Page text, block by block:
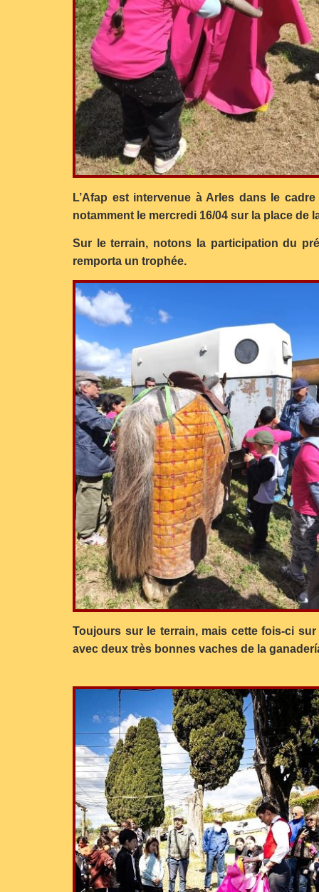
L’Afap est intervenue à Arles dans le
notamment le mercredi 16/04 sur la place de
Sur le terrain, notons la participation du
remporta un trophée.
Toujours sur le terrain, mais cette fois-ci
avec deux très bonnes vaches de la